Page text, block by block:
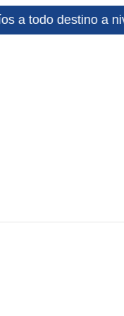
a nivel nacional —